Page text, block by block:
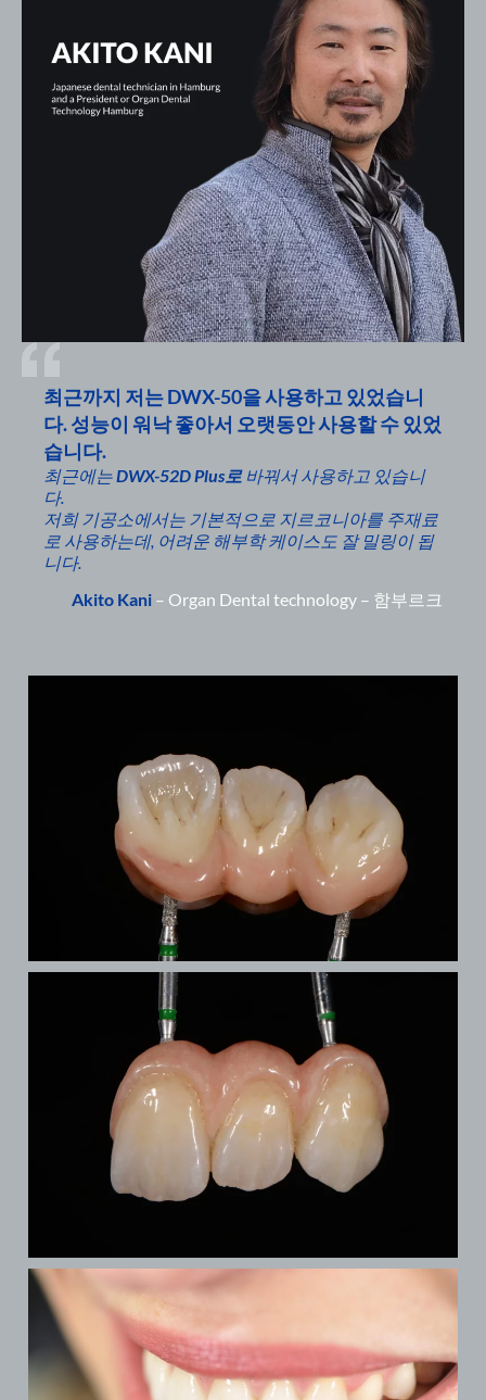
최근까지 저는 DWX-50을 사용하고 있었습니
다. 성능이 워낙 좋아서 오랫동안 사용할 수 있었
습니다.
최근에는 DWX-52D Plus로바꿔서 사용하고 있습니
다.
저희 기공소에서는 기본적으로 지르코니아를 주재료
로 사용하는데, 어려운 해부학 케이스도 잘 밀링이 됩
니다.
Akito Kani – Organ Dental technology – 함부르크